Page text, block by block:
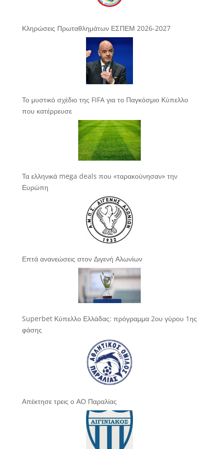
Κληρώσεις Πρωταθλημάτων ΕΣΠΕΜ 2026-2027
Το μυστικό σχέδιο της FIFA για το Παγκόσμιο Κύπελλο
που κατέρρευσε
Τα ελληνικά mega deals που «ταρακούνησαν» την
Ευρώπη
Επτά ανανεώσεις στον Διγενή Αλωνίων
Superbet Κύπελλο Ελλάδας: πρόγραμμα 2ου γύρου 1ης
φάσης
Απέκτησε τρεις ο ΑΟ Παραλίας